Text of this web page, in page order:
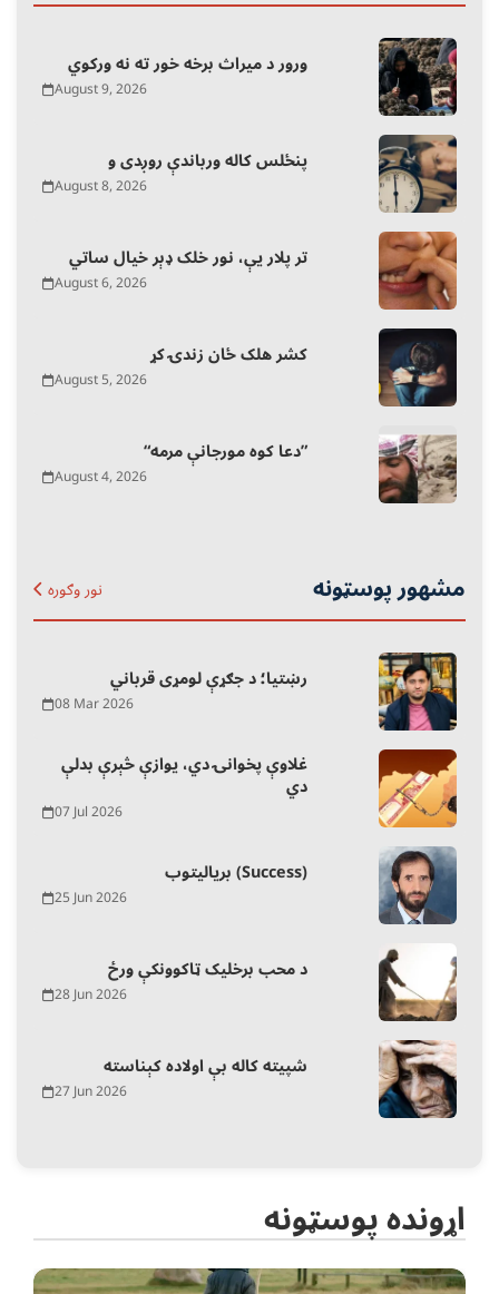
ورور د میراث برخه خور ته نه ورکوي
August 9, 2026
پنځلس کاله ورباندې روږدی و
August 8, 2026
تر پلار یې، نور خلک ډېر خیال ساتي
August 6, 2026
کشر هلک ځان زندۍ کړ
August 5, 2026
“دعا کوه مورجانې مرمه”
August 4, 2026
مشهور پوسټونه نور وګوره
رښتیا؛ د جګړې لومړی قرباني
08 Mar 2026
غلاوې پخوانۍ دي، یوازې څېرې بدلې
دي
07 Jul 2026
بریالیتوب (Success)
25 Jun 2026
د محب برخلیک ټاکوونکې ورځ
28 Jun 2026
شپیته کاله بې اولاده کېناسته
27 Jun 2026
اړونده پوسټونه